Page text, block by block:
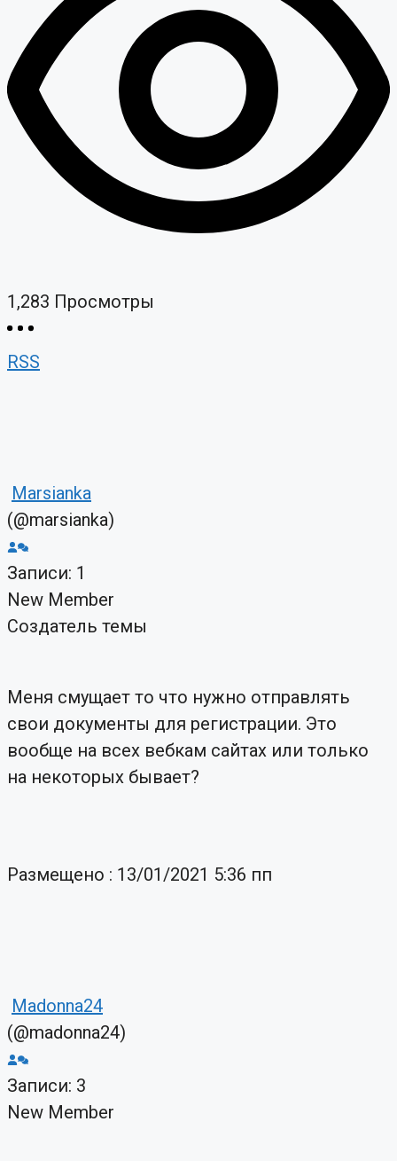
1,283 Просмотры
RSS
Marsianka
(@marsianka)
Записи: 1
New Member
Создатель темы
Меня смущает то что нужно отправлять
свои документы для регистрации. Это
вообще на всех вебкам сайтах или только
на некоторых бывает?
Размещено : 13/01/2021 5:36 пп
Madonna24
(@madonna24)
Записи: 3
New Member